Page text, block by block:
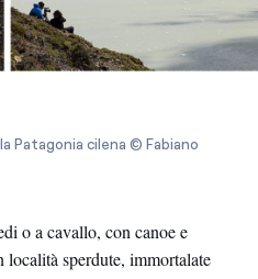
Patagonia cilena © Fabiano
o a cavallo, con canoe e
sperdute, immortalate